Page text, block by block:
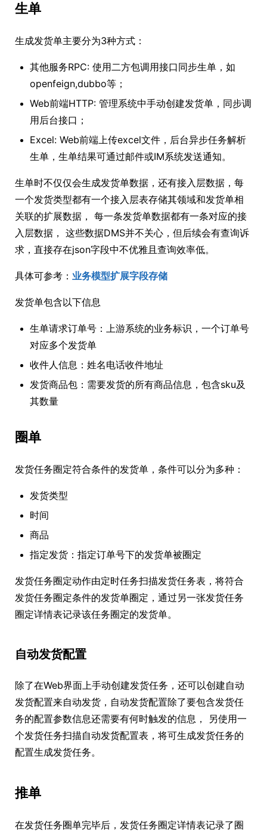
生单
生成发货单主要分为3种方式：
其他服务RPC: 使用二方包调用接口同步生单，如
openfeign,dubbo等；
Web前端HTTP: 管理系统中手动创建发货单，同步调
用后台接口；
Excel: Web前端上传excel文件，后台异步任务解析
生单，生单结果可通过邮件或IM系统发送通知。
生单时不仅仅会生成发货单数据，还有接入层数据，每
一个发货类型都有一个接入层表存储其领域和发货单相
关联的扩展数据， 每一条发货单数据都有一条对应的接
入层数据， 这些数据DMS并不关心，但后续会有查询诉
求，直接存在json字段中不优雅且查询效率低。
具体可参考： 业务模型扩展字段存储
发货单包含以下信息
生单请求订单号：上游系统的业务标识，一个订单号
对应多个发货单
收件人信息：姓名电话收件地址
发货商品包：需要发货的所有商品信息，包含sku及
其数量
圈单
发货任务圈定符合条件的发货单，条件可以分为多种：
发货类型
时间
商品
指定发货：指定订单号下的发货单被圈定
发货任务圈定动作由定时任务扫描发货任务表，将符合
发货任务圈定条件的发货单圈定，通过另一张发货任务
圈定详情表记录该任务圈定的发货单。
自动发货配置
除了在Web界面上手动创建发货任务，还可以创建自动
发货配置来自动发货，自动发货配置除了要包含发货任
务的配置参数信息还需要有何时触发的信息， 另使用一
个发货任务扫描自动发货配置表，将可生成发货任务的
配置生成发货任务。
推单
在发货任务圈单完毕后，发货任务圈定详情表记录了圈